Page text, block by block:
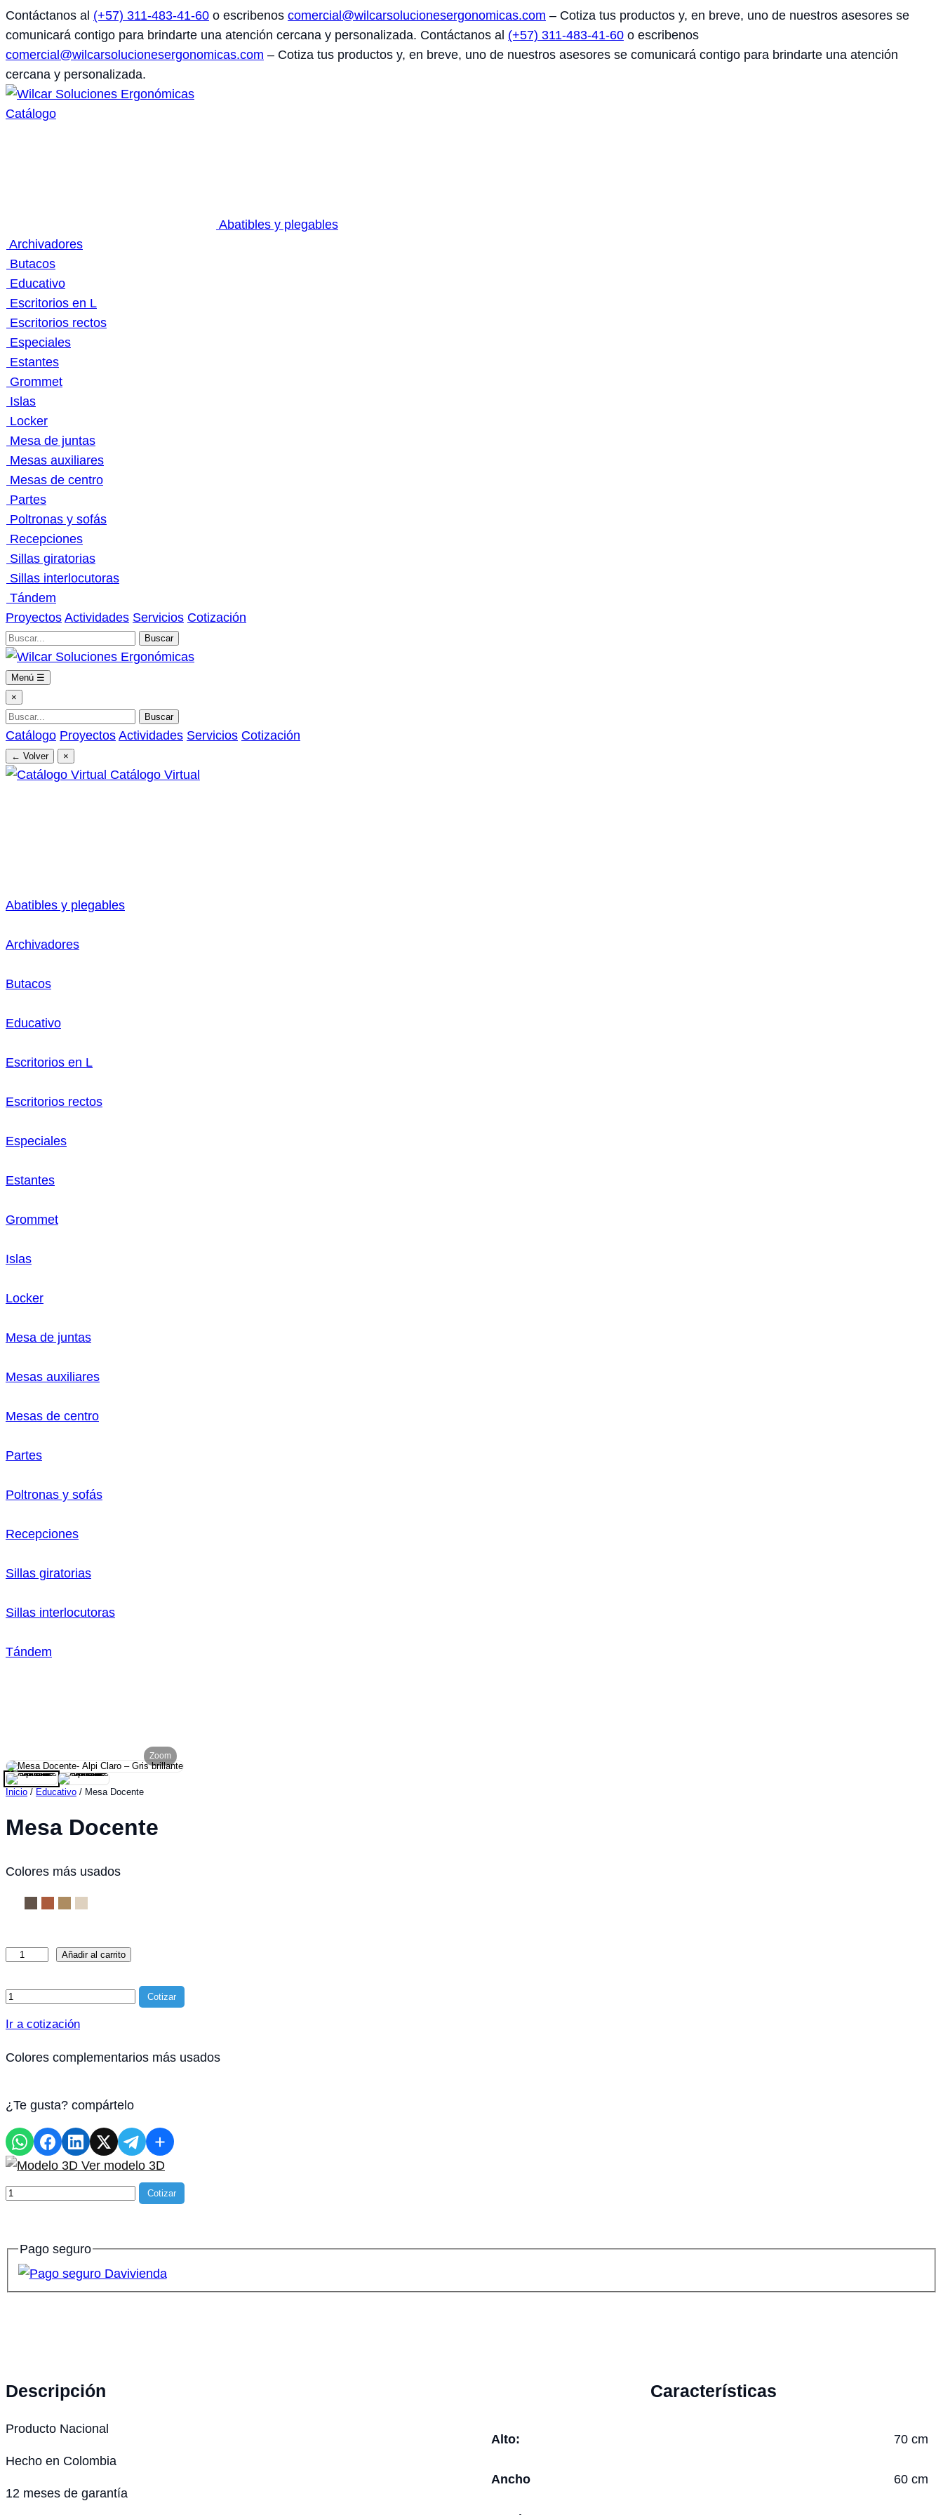
Saltar
al
contenido
Contáctanos al (+57) 311-483-41-60 o escribenos comercial@wilcarsolucionesergonomicas.com – Cotiza tus productos y, en breve, uno de nuestros asesores se
comunicará contigo para brindarte una atención cercana y personalizada. Contáctanos al (+57) 311-483-41-60 o escribenos
comercial@wilcarsolucionesergonomicas.com – Cotiza tus productos y, en breve, uno de nuestros asesores se comunicará contigo para brindarte una atención
cercana y personalizada.
Catálogo
Abatibles y plegables
Archivadores
Butacos
Educativo
Escritorios en L
Escritorios rectos
Especiales
Estantes
Grommet
Islas
Locker
Mesa de juntas
Mesas auxiliares
Mesas de centro
Partes
Poltronas y sofás
Recepciones
Sillas giratorias
Sillas interlocutoras
Tándem
Proyectos Actividades Servicios Cotización
Buscar
Menú ☰
×
Buscar
Catálogo Proyectos Actividades Servicios Cotización
← Volver ×
Catálogo Virtual
Abatibles y plegables
Archivadores
Butacos
Educativo
Escritorios en L
Escritorios rectos
Especiales
Estantes
Grommet
Islas
Locker
Mesa de juntas
Mesas auxiliares
Mesas de centro
Partes
Poltronas y sofás
Recepciones
Sillas giratorias
Sillas interlocutoras
Tándem
Zoom
Inicio / Educativo / Mesa Docente
Mesa Docente
Colores más usados
Mesa
cantidad
Añadir al carrito
Cotizar
Ir a cotización
Colores complementarios más usados
¿Te gusta? compártelo
Ver modelo 3D
Cotizar
Pago seguro
Descripción
Producto Nacional
Hecho en Colombia
12 meses de garantía
Características
Alto: 70 cm
Ancho 60 cm